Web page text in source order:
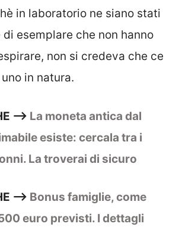
in laboratorio ne siano stati
esemplare che non hanno
non si credeva che ce
in natura.
–> La moneta antica dal
esiste: cercala tra i
La troverai di sicuro
–> Bonus famiglie, come
euro previsti. I dettagli